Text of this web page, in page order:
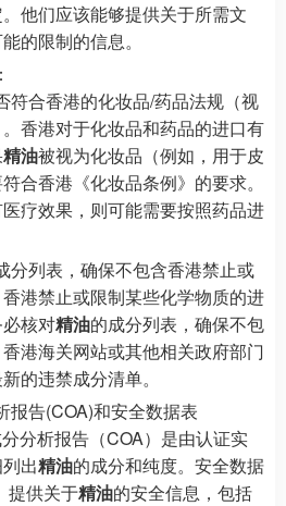
他们应该能够提供关于所需文
的限制的信息。
符合香港的化妆品/药品法规（视
香港对于化妆品和药品的进口有
精油被视为化妆品（例如，用于皮
合香港《化妆品条例》的要求。
疗效果，则可能需要按照药品进
分列表，确保不包含香港禁止或
港禁止或限制某些化学物质的进
核对精油的成分列表，确保不包
港海关网站或其他相关政府部门
的违禁成分清单。
报告(COA)和安全数据表
分析报告（COA）是由认证实
出精油的成分和纯度。安全数据
提供关于精油的安全信息，包括